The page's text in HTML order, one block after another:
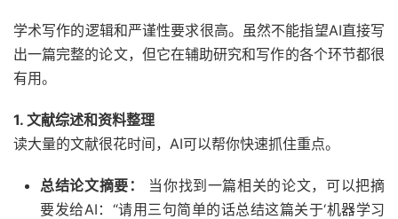
学术写作的逻辑和严谨性要求很高。虽然不能指望AI直接写
出一篇完整的论文，但它在辅助研究和写作的各个环节都很
有用。
1. 文献综述和资料整理
读大量的文献很花时间，AI可以帮你快速抓住重点。
总结论文摘要：
当你找到一篇相关的论文，可以把摘
要发给AI：“请用三句简单的话总结这篇关于‘机器学习